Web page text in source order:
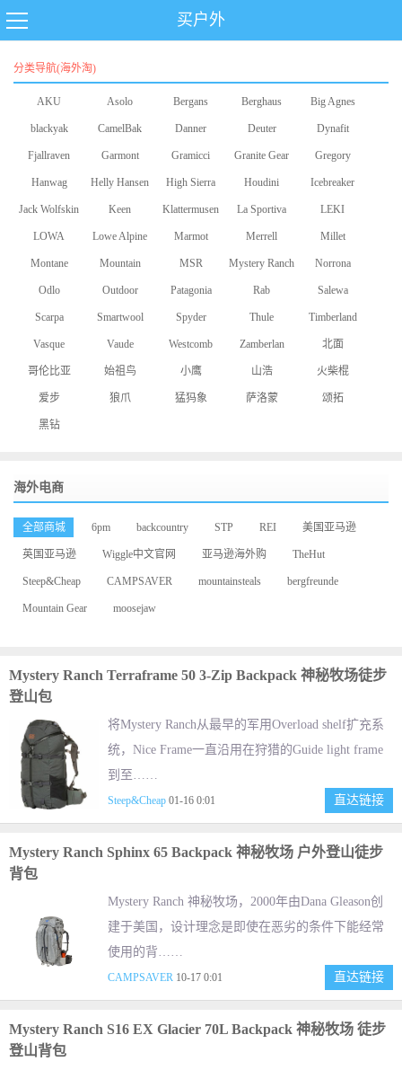
买户外
分类导航(海外淘)
AKU Asolo Bergans Berghaus Big Agnes
blackyak CamelBak Danner Deuter Dynafit
Fjallraven Garmont Gramicci Granite Gear Gregory
Hanwag Helly Hansen High Sierra Houdini Icebreaker
Jack Wolfskin Keen Klattermusen La Sportiva LEKI
LOWA Lowe Alpine Marmot Merrell Millet
Montane Mountain
Equipment
MSR Mystery Ranch Norrona
Odlo Outdoor
Research
Patagonia Rab Salewa
Scarpa Smartwool Spyder Thule Timberland
Vasque Vaude Westcomb Zamberlan 北面
哥伦比亚 始祖鸟 小鹰 山浩 火柴棍
爱步 狼爪 猛犸象 萨洛蒙 颂拓
黑钻
海外电商
全部商城 6pm backcountry STP REI 美国亚马逊
英国亚马逊 Wiggle中文官网 亚马逊海外购 TheHut
Steep&Cheap CAMPSAVER mountainsteals bergfreunde
Mountain Gear moosejaw
Mystery Ranch Terraframe 50 3-Zip Backpack 神秘牧场徒步
登山包
将Mystery Ranch从最早的军用Overload shelf扩充系
统，Nice Frame一直沿用在狩猎的Guide light frame
到至……
Steep&Cheap 01-16 0:01 直达链接
Mystery Ranch Sphinx 65 Backpack 神秘牧场 户外登山徒步
背包
Mystery Ranch 神秘牧场，2000年由Dana Gleason创
建于美国，设计理念是即使在恶劣的条件下能经常
使用的背……
CAMPSAVER 10-17 0:01 直达链接
Mystery Ranch S16 EX Glacier 70L Backpack 神秘牧场 徒步
登山背包